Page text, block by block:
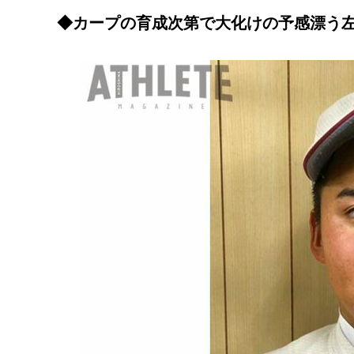
◆カープの育成次第で大化けの予感漂う